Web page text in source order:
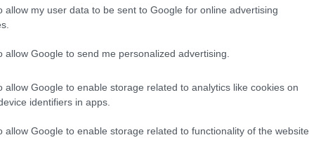
allow my user data to be sent to Google for online advertising
allow Google to send me personalized advertising.
allow Google to enable storage related to analytics like cookies on
identifiers in apps.
allow Google to enable storage related to functionality of the website